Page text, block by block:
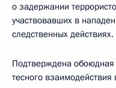
о задержании
участвовавших в
следственных действиях.
Подтверждена
тесного